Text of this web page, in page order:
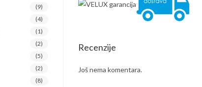
Recenzije
Još nema komentara.
(9)
(4)
(1)
(2)
(5)
(2)
(8)